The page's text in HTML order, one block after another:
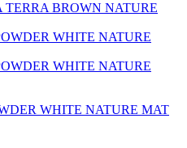
BROWN NATURE
WHITE NATURE MAT